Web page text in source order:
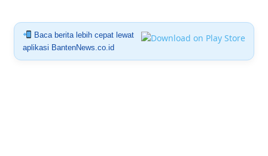
Baca berita lebih cepat lewat
aplikasi BantenNews.co.id